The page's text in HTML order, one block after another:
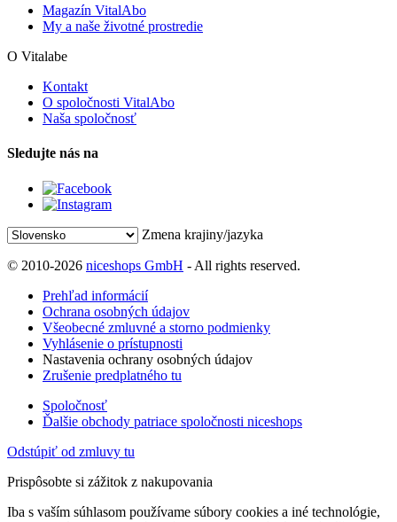
Magazín VitalAbo
My a naše životné prostredie
O Vitalabe
Kontakt
O spoločnosti VitalAbo
Naša spoločnosť
Sledujte nás na
Zmena krajiny/jazyka
© 2010-2026 niceshops GmbH - All rights reserved.
Prehľad informácií
Ochrana osobných údajov
Všeobecné zmluvné a storno podmienky
Vyhlásenie o prístupnosti
Nastavenia ochrany osobných údajov
Zrušenie predplatného tu
Spoločnosť
Ďalšie obchody patriace spoločnosti niceshops
Odstúpiť od zmluvy tu
Prispôsobte si zážitok z nakupovania
Iba s vaším súhlasom používame súbory cookies a iné technológie,